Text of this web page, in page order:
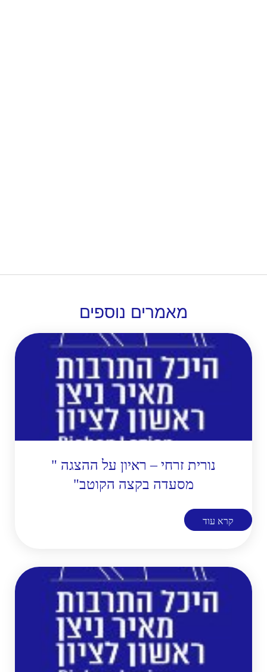
מאמרים נוספים
נורית זרחי – ראיון על ההצגה "
מסעדה בקצה הקוטב"
קרא עוד